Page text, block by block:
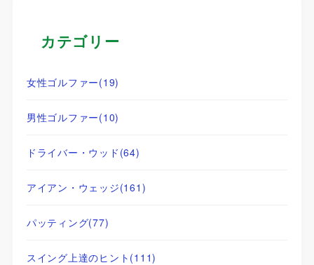
カテゴリー
女性ゴルファー(19)
男性ゴルファー(10)
ドライバー・ウッド (64)
アイアン・ウェッジ(161)
パッティング(77)
スイング上達のヒント (111)